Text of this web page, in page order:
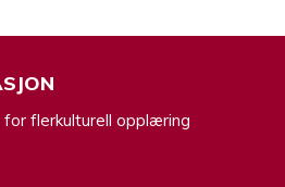
flerkulturell opplæring